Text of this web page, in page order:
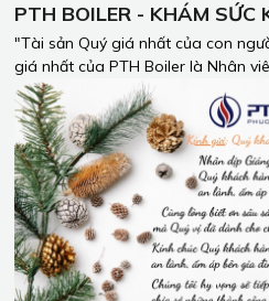
PTH BOILER - KHÁM SỨC
"Tài sản Quý giá nhất của con
giá nhất của PTH Boiler là Nhân viên" Chương trình
khỏe định kỳ cho toàn bộ công
ngày 25/11/2023, tại Bệnh viện Đa